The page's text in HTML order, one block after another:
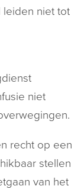
niet tot
niet
recht op een
stellen
van het